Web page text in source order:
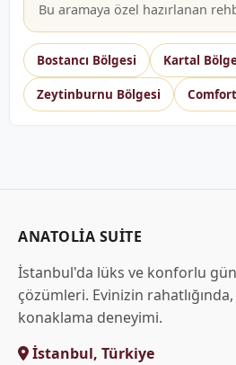
Bu aramaya özel hazırlanan
Bostancı Bölgesi Kartal
Zeytinburnu Bölgesi
ANATOLIA SUITE
İstanbul'da lüks ve konforlu
çözümleri. Evinizin
konaklama deneyimi.
İstanbul, Türkiye